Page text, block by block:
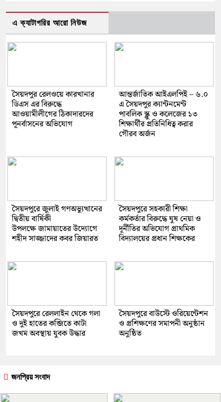
এ ক্যাটাগরির আরো নিউজ
সৈয়দপুর রেলওয়ে কারখানার
ডিএস এর বিরুদ্ধে
আওয়ামীলীগের ঠিকাদারদের
পূনর্বাসনের অভিযোগ
আন্তর্জাতিক আইএলপিই – ৬.০
এ সৈয়দপুর ক্যান্টনমেন্ট
পাবলিক স্ক্লু ও কলেজের ১৩
শিক্ষার্থীর প্রতিনিধিত্ব করার
গৌরব অর্জন
সৈয়দপুরে জুলাই গণঅভ্যুত্থানের
দ্বিতীয় বার্ষিকী
উপলক্ষে জামায়াতের উদ্যোগে
শহীদ সাজ্জাদের কবর জিয়ারত
সৈয়দপুরে সহকারী শিক্ষা
কর্মকর্তার বিরুদ্ধে ঘুষ নেয়া ও
দূর্নীতির অভিযোগ প্রাথমিক
বিদ্যালয়ের প্রধান শিক্ষকের
সৈয়দপুরে রেললাইন থেকে গলা
ও দুই হাতের কব্জিতে কাটা
জখম অবস্থায় যুবক উদ্ধার
সৈয়দপুরে বাউস্টে ওরিয়েন্টেশন
ও প্রশিক্ষণের সমাপনী অনুষ্ঠান
অনুষ্ঠিত
জনপ্রিয় সংবাদ